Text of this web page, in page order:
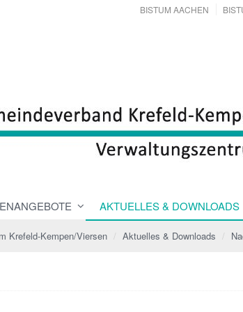
BISTUM AACHEN
AKTUELLES & DOWNLOADS
Krefeld-Kempen/Viersen Aktuelles & Downloads